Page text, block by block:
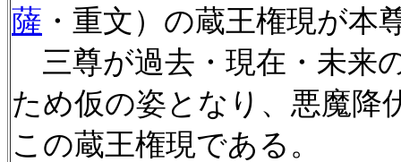
薩 ・重文）の蔵王権現が本
三尊が過去・現在・未来
ため仮の姿となり、悪魔降
この蔵王権現である。